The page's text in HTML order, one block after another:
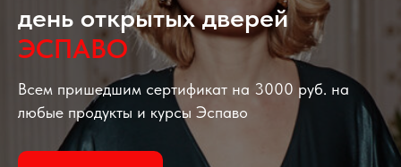
день открытых дверей
ЭСПАВО
Всем пришедшим сертификат на 3000 руб. на
любые продукты и курсы Эспаво